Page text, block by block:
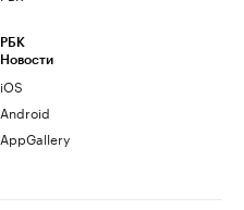
РБК
Новости
iOS
Android
AppGallery